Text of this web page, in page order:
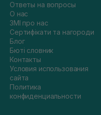
Ответы на вопросы
О нас
ЗМІ про нас
Сертифікати та нагороди
Блог
Бюті словник
Контакты
Условия использования
сайта
Политика
конфиденциальности